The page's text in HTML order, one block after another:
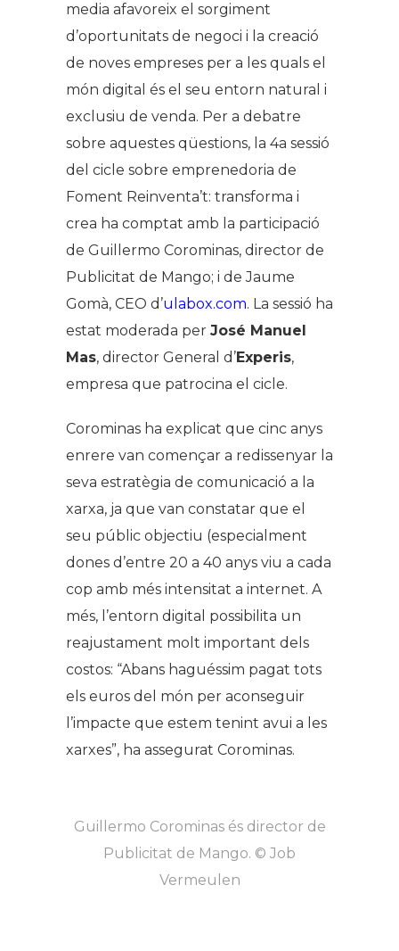
media afavoreix el sorgiment
d’oportunitats de negoci i la creació
de noves empreses per a les quals el
món digital és el seu entorn natural i
exclusiu de venda. Per a debatre
sobre aquestes qüestions, la 4a sessió
del cicle sobre emprenedoria de
Foment Reinventa’t: transforma i
crea ha comptat amb la participació
de Guillermo Corominas, director de
Publicitat de Mango; i de Jaume
Gomà, CEO d’ulabox.com. La sessió ha
estat moderada per José Manuel
Mas, director General d’Experis,
empresa que patrocina el cicle.
Corominas ha explicat que cinc anys
enrere van començar a redissenyar la
seva estratègia de comunicació a la
xarxa, ja que van constatar que el
seu públic objectiu (especialment
dones d’entre 20 a 40 anys viu a cada
cop amb més intensitat a internet. A
més, l’entorn digital possibilita un
reajustament molt important dels
costos: “Abans haguéssim pagat tots
els euros del món per aconseguir
l’impacte que estem tenint avui a les
xarxes”, ha assegurat Corominas.
Guillermo Corominas és director de
Publicitat de Mango. © Job
Vermeulen